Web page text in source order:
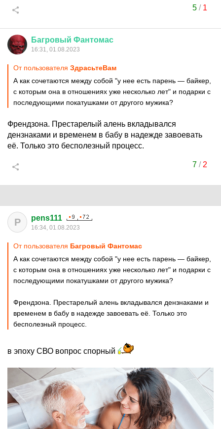
5/ 1
Багровый Фантомас
16:31, 01.08.2023
От пользователя ЗдрасьтеВам
А как сочетаются между собой "у нее есть парень — байкер,
с которым она в отношениях уже несколько лет" и подарки с
последующими покатушками от другого мужика?
Френдзона. Престарелый алень вкладывался
дензнаками и временем в бабу в надежде завоевать
её. Только это бесполезный процесс.
7/ 2
P pens111
16:34, 01.08.2023
От пользователя Багровый Фантомас
А как сочетаются между собой "у нее есть парень — байкер,
с которым она в отношениях уже несколько лет" и подарки с
последующими покатушками от другого мужика?
Френдзона. Престарелый алень вкладывался дензнаками и
временем в бабу в надежде завоевать её. Только это
бесполезный процесс.
в эпоху СВО вопрос спорный